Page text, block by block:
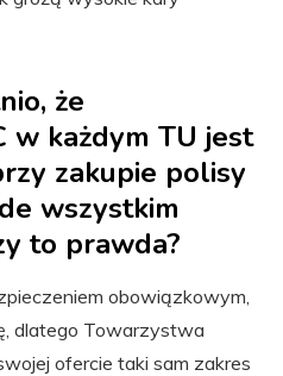
że
w każdym TU jest
zakupie polisy
wszystkim
to prawda?
obowiązkowym,
dlatego Towarzystwa
ofercie taki sam zakres